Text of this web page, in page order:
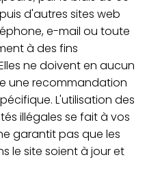
d'autres sites web
e-mail ou toute
à des fins
ne doivent en aucun
une recommandation
L'utilisation des
illégales se fait à vos
garantit pas que les
le site soient à jour et